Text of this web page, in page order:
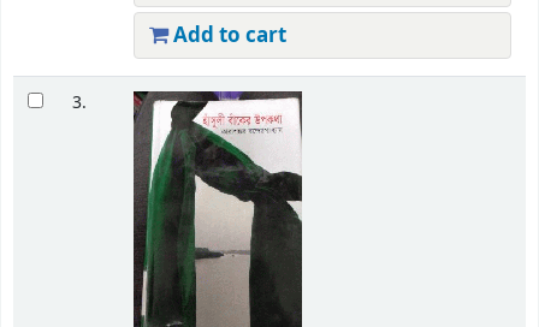
Add to cart
3.